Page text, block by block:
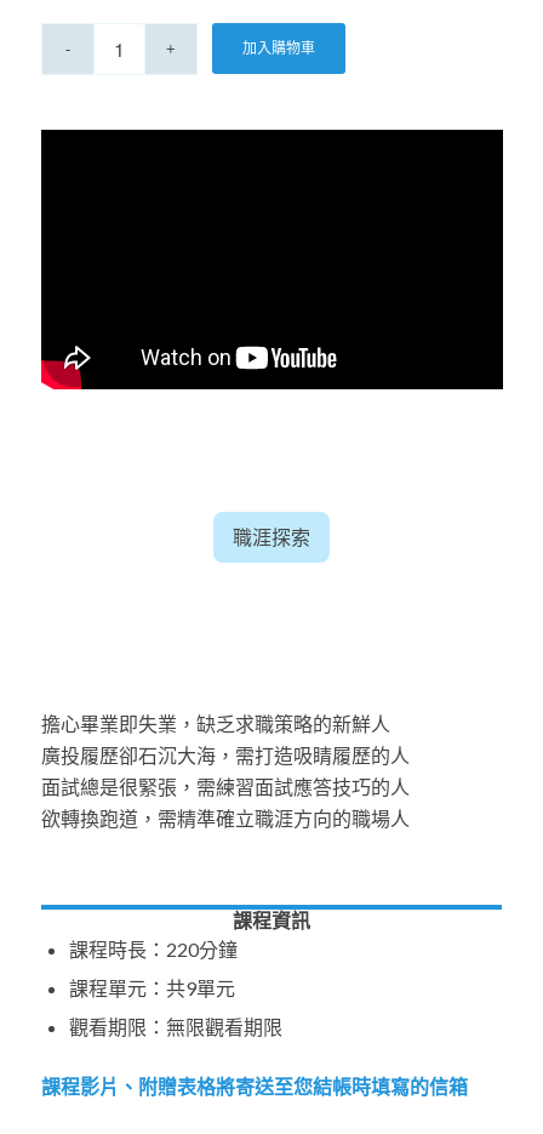
加入購物車
職涯探索
擔心畢業即失業，缺乏求職策略的新鮮人
廣投履歷卻石沉大海，需打造吸睛履歷的人
面試總是很緊張，需練習面試應答技巧的人
欲轉換跑道，需精準確立職涯方向的職場人
課程資訊
課程時長：220分鐘
課程單元：共9單元
觀看期限：無限觀看期限
課程影片、附贈表格將寄送至您結帳時填寫的信箱